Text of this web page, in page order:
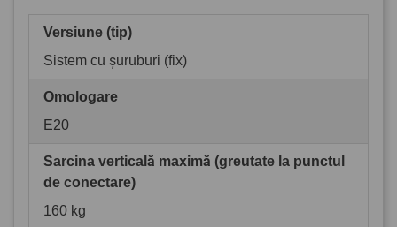
Versiune (tip)
Sistem cu șuruburi (fix)
Omologare
E20
Sarcina verticală maximă (greutate la punctul
de conectare)
160 kg